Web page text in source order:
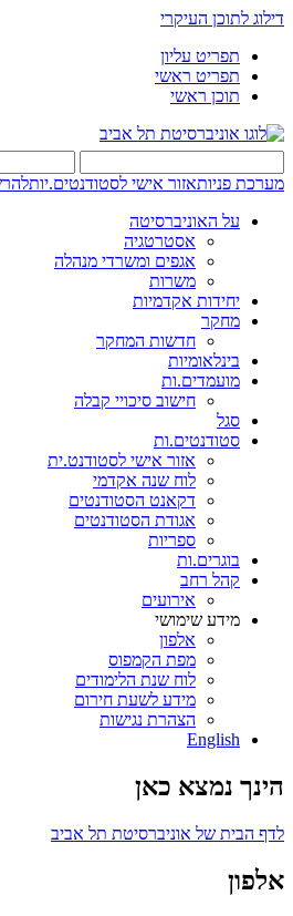
דילוג לתוכן העיקרי
תפריט עליון
תפריט ראשי
תוכן ראשי
מערכת פניותאזור אישי לסטודנטים.יות
על האוניברסיטה
אסטרטגיה
אגפים ומשרדי מנהלה
משרות
יחידות אקדמיות
מחקר
חדשות המחקר
בינלאומיות
מועמדים.ות
חישוב סיכויי קבלה
סגל
סטודנטים.ות
אזור אישי לסטודנט.ית
לוח שנה אקדמי
דקאנט הסטודנטים
אגודת הסטודנטים
ספריות
בוגרים.ות
קהל רחב
אירועים
מידע שימושי
אלפון
מפת הקמפוס
לוח שנת הלימודים
מידע לשעת חירום
הצהרת נגישות
English
הינך נמצא כאן
לדף הבית של אוניברסיטת תל אביב
אלפון